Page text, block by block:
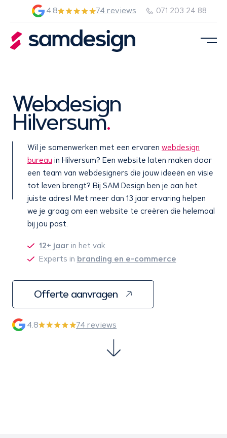
4.8 74 reviews 071 203 24 88
Webdesign
Hilversum.
Wil je samenwerken met een ervaren webdesign
bureau in Hilversum? Een website laten maken door
een team van webdesigners die jouw ideeën en visie
tot leven brengt? Bij SAM Design ben je aan het
juiste adres! Met meer dan 13 jaar ervaring helpen
we je graag om een website te creëren die helemaal
bij jou past.
12+ jaarin het vak
Experts in branding en e-commerce
Offerte aanvragen
4.8 74 reviews